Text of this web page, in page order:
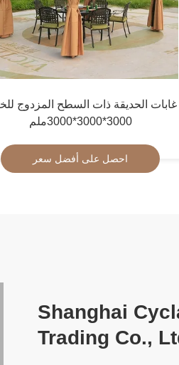
غابات الحديقة ذات السطح المزدوج
3000*3000*3000ملم
احصل على أفضل سعر
Shanghai
Trading Co.,